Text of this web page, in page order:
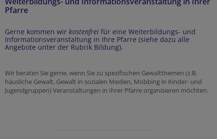
Pfarre
Gerne kommen wir kostenfrei für eine Weiterbildungs- und
Informationsveranstaltung in Ihre Pfarre (siehe dazu alle
Angebote unter der Rubrik Bildung).
Wir beraten Sie gerne, wenn Sie zu spezifischen Gewaltthemen (z.B.
häusliche Gewalt, Gewalt in sozialen Medien, Mobbing in Kinder- und
Jugendgruppen) Veranstaltungen in Ihrer Pfarre organisieren möchten.